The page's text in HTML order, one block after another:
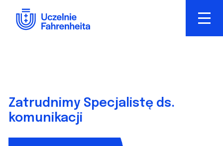
treści
Zatrudnimy Specjalistę ds.
komunikacji